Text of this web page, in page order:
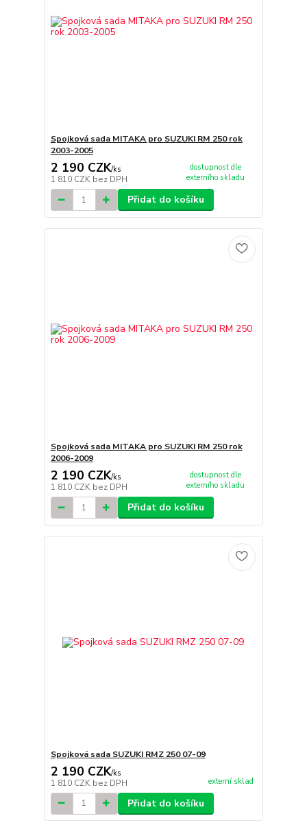
Spojková sada MITAKA pro SUZUKI RM 250 rok
2003-2005
2 190 CZK/ks
1 810 CZK bez DPH
dostupnost dle
externího skladu
Přidat do košíku
Spojková sada MITAKA pro SUZUKI RM 250 rok
2006-2009
2 190 CZK/ks
1 810 CZK bez DPH
dostupnost dle
externího skladu
Přidat do košíku
Spojková sada SUZUKI RMZ 250 07-09
2 190 CZK/ks
1 810 CZK bez DPH externí sklad
Přidat do košíku